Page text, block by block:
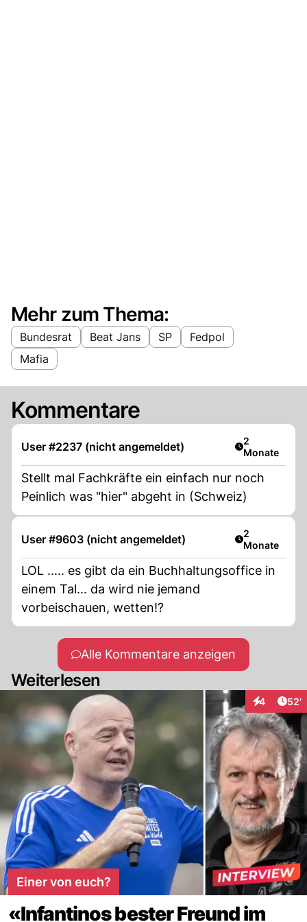
Mehr zum Thema:
Bundesrat Beat Jans SP
Fedpol
Mafia
Kommentare
User #2237 (nicht angemeldet) Artikel
2
Monate
Stellt mal Fachkräfte ein einfach nur noch
Peinlich was "hier" abgeht in (Schweiz)
User #9603 (nicht angemeldet) Artikel
2
Monate
LOL ..... es gibt da ein Buchhaltungsoffice in
einem Tal... da wird nie jemand
vorbeischauen, wetten!?
Alle Kommentare anzeigen
Weiterlesen
4 52'
Einer von euch?
«Infantinos bester Freund im